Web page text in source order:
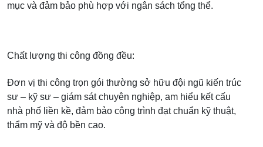
mục và đảm bảo phù hợp với ngân sách tổng thể.
Chất lượng thi công đồng đều:
Đơn vị thi công trọn gói thường sở hữu đội ngũ kiến trúc
sư – kỹ sư – giám sát chuyên nghiệp, am hiểu kết cấu
nhà phố liền kề, đảm bảo công trình đạt chuẩn kỹ thuật,
thẩm mỹ và độ bền cao.